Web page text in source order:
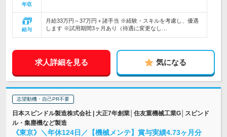
年収
給与
月給33万円～37万円＋諸手当 ※経験・スキルを考慮し、優遇
します ※試用期間3ヶ月あり（待遇に変更なし…
求人詳細を見る 気になる
志望動機・自己PR不要
日本スピンドル製造株式会社 | 大正7年創業│住友重機械工業G│スピンド
ル・集塵機など製造
《東京》＼年休124日／【機械メンテ】賞与実績4.73ヶ月分